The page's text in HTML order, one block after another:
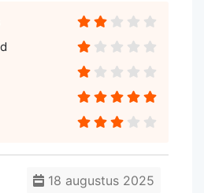
18 augustus 2025